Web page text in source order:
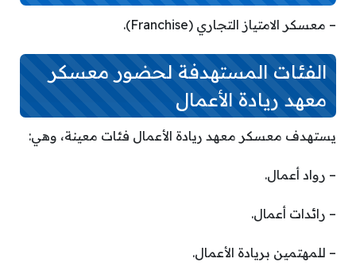
– معسكر الامتياز التجاري (Franchise).
الفئات المستهدفة لحضور معسكر
معهد ريادة الأعمال
يستهدف معسكر معهد ريادة الأعمال فئات معينة، وهي:
– رواد أعمال.
– رائدات أعمال.
– للمهتمين بريادة الأعمال.